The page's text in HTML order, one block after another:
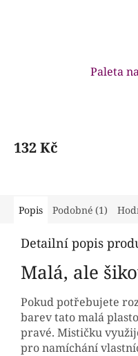
Paleta
132 Kč
Popis Podobné (1)
Detailní popis
Malá, ale
Pokud potřebujete
barev tato malá
pravé. Mističku
pro namíchání